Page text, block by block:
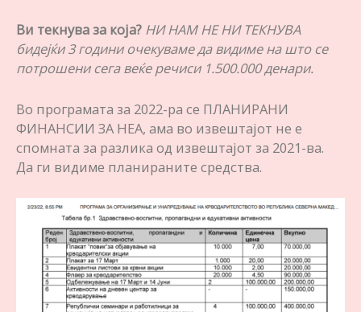
Ви текнува за која? НИ НАМ НЕ НИ ТЕКНУВА
бидејќи 3 години очекуваме да видиме на што се
потрошени сега веќе речиси 1.500.000 денари.
Во програмата за 2022-ра се ПЛАНИРАНИ
ФИНАНСИИ ЗА НЕА, ама во извештајот не е
спомната за разлика од извештајот за 2021-ва.
Да ги видиме планираните средства.